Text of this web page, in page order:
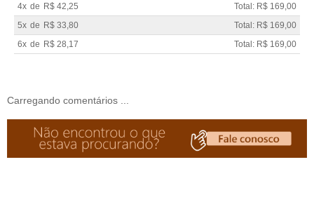
4x de R$ 42,25
Total: R$ 169,00
5x de R$ 33,80
Total: R$ 169,00
6x de R$ 28,17 Total: R$ 169,00
Carregando comentários ...